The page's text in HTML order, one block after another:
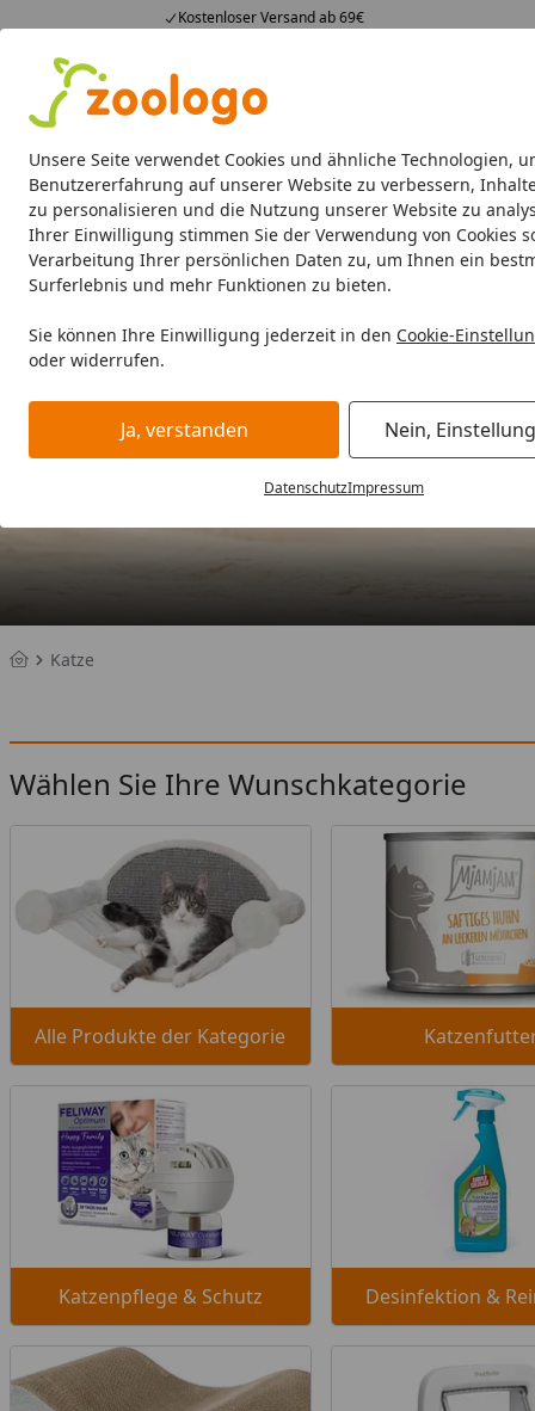
Unsere Seite verwendet Cookies und ähnliche Technologien,
Benutzererfahrung auf unserer Website zu verbessern,
zu personalisieren und die Nutzung unserer Website zu
Ihrer Einwilligung stimmen Sie der Verwendung von Cookies
Verarbeitung Ihrer persönlichen Daten zu, um Ihnen ein
Surferlebnis und mehr Funktionen zu bieten.
Sie können Ihre Einwilligung jederzeit in den Cookie-
oder widerrufen.
Ja, verstanden Nein,
DatenschutzImpressum
Kostenloser Versand ab 69€
4,73
23.589 Bewertungen
Alle Produkte
Alle Produkte Angebote Neuheiten Sommerhits
Katze Katzenfutter Futternäpfe & Trinkbrunnen
Katze
Wählen Sie Ihre Wunschkategorie
Alle Produkte der Kategorie
Katzenpflege & Schutz Desinfektion &